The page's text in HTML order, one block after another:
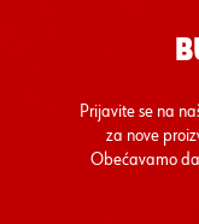
Prijavite se na
za nove
Obećavamo